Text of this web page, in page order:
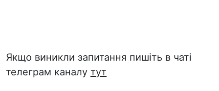
Якщо виникли запитання пишіть в чаті
телеграм каналу тут